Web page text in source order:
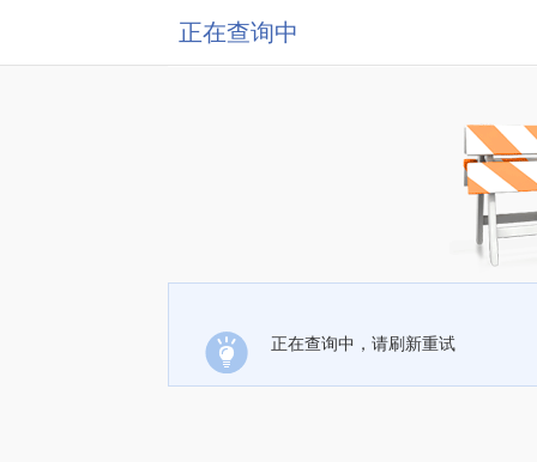
正在查询中
正在查询中，请刷新重试